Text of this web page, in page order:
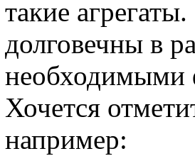
такие
долговечны в
необходимыми
Хочется
например: